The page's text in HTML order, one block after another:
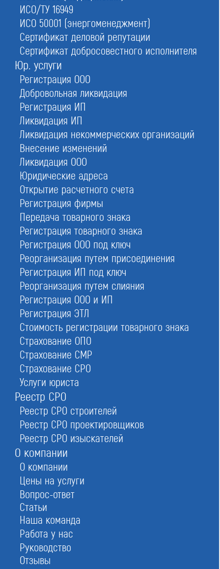
ИСО/ТУ 16949
ИСО 50001 (энергоменеджмент)
Сертификат деловой репутации
Сертификат добросовестного исполнителя
Юр. услуги
Регистрация ООО
Добровольная ликвидация
Регистрация ИП
Ликвидация ИП
Ликвидация некоммерческих организаций
Внесение изменений
Ликвидация ООО
Юридические адреса
Открытие расчетного счета
Регистрация фирмы
Передача товарного знака
Регистрация товарного знака
Регистрация ООО под ключ
Реорганизация путем присоединения
Регистрация ИП под ключ
Реорганизация путем слияния
Регистрация ООО и ИП
Регистрация ЭТЛ
Стоимость регистрации товарного знака
Страхование ОПО
Страхование СМР
Страхование СРО
Услуги юриста
Реестр СРО
Реестр СРО строителей
Реестр СРО проектировщиков
Реестр СРО изыскателей
О компании
О компании
Цены на услуги
Вопрос-ответ
Статьи
Наша команда
Работа у нас
Руководство
Отзывы
16.06.2026 07:13:16
Статус:
Исключено из государственного реестра СРО (Приказ
Ростехнадзора от 24.10.2017 № СП-113), все допуски выданные СРО
недействительны
Сокращенное наименование:
Ассоциация "ОСО "ПромСтройЦентр"
Номер в реестре:
СРО-С-209-23032010
Дата регистрации:
23.03.2010
7743089700
1097799009175
Адрес:
115114, г. Москва, Дербеневская набережная, дом 11, помещение Б7,
Кол-во активных членов:
Размер компфонда возмещения вреда:
48 300 000
Размер компфонда обеспечения договорных обязательств:
383 981 657
Условия вступления в Ассоциация
"ОСО "ПромСтройЦентр"